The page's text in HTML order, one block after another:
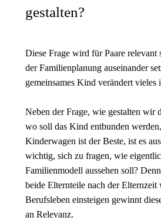
gestalten?
Diese Frage wird für Paare relevant
der Familienplanung auseinander
gemeinsames Kind verändert
Neben der Frage, wie gestalten wir
wo soll das Kind entbunden
Kinderwagen ist der Beste, ist es
wichtig, sich zu fragen, wie
Familienmodell aussehen soll?
beide Elternteile nach der Elternzeit
Berufsleben einsteigen gewinnt
an Relevanz.